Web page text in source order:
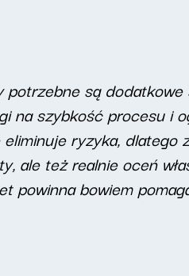
potrzebne są
na szybkość procesu i
ryzyka, dlatego
ale też realnie oceń
powinna bowiem